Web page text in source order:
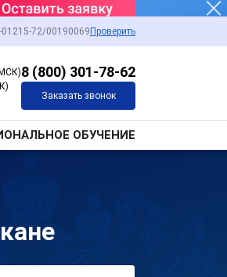
72/00190069 Проверить
8 (800) 301-78-62
Заказать звонок
ОБУЧЕНИЕ